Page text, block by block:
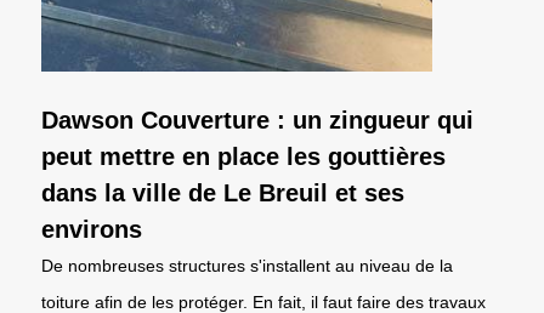
Dawson Couverture : un zingueur qui
peut mettre en place les gouttières
dans la ville de Le Breuil et ses
environs
De nombreuses structures s'installent au niveau de la
toiture afin de les protéger. En fait, il faut faire des travaux